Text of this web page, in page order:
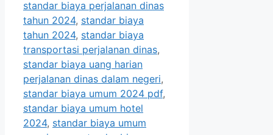
standar biaya perjalanan dinas
tahun 2024, standar biaya
tahun 2024, standar biaya
transportasi perjalanan dinas,
standar biaya uang harian
perjalanan dinas dalam negeri,
standar biaya umum 2024 pdf,
standar biaya umum hotel
2024, standar biaya umum